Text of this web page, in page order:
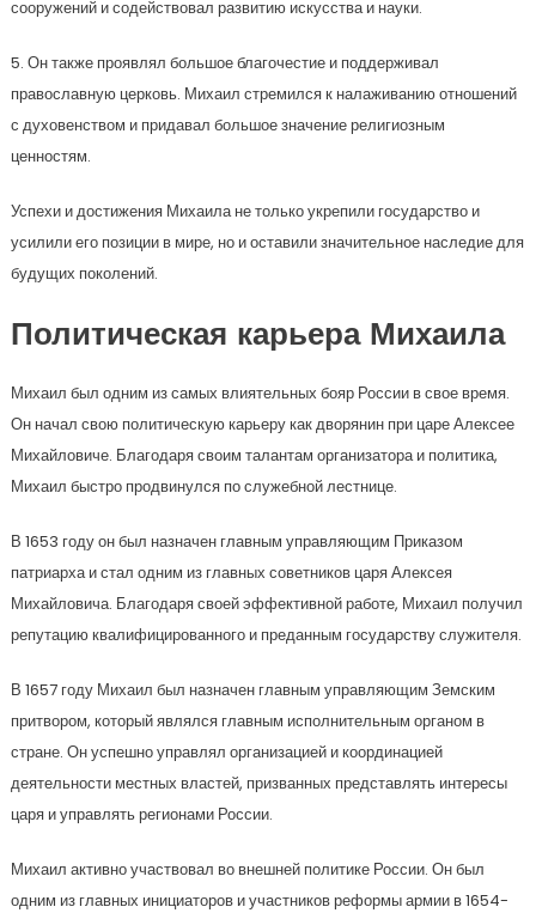
сооружений и содействовал развитию искусства и науки.
5. Он также проявлял большое благочестие и поддерживал
православную церковь. Михаил стремился к налаживанию отношений
с духовенством и придавал большое значение религиозным
ценностям.
Успехи и достижения Михаила не только укрепили государство и
усилили его позиции в мире, но и оставили значительное наследие для
будущих поколений.
Политическая карьера Михаила
Михаил был одним из самых влиятельных бояр России в свое время.
Он начал свою политическую карьеру как дворянин при царе Алексее
Михайловиче. Благодаря своим талантам организатора и политика,
Михаил быстро продвинулся по служебной лестнице.
В 1653 году он был назначен главным управляющим Приказом
патриарха и стал одним из главных советников царя Алексея
Михайловича. Благодаря своей эффективной работе, Михаил получил
репутацию квалифицированного и преданным государству служителя.
В 1657 году Михаил был назначен главным управляющим Земским
притвором, который являлся главным исполнительным органом в
стране. Он успешно управлял организацией и координацией
деятельности местных властей, призванных представлять интересы
царя и управлять регионами России.
Михаил активно участвовал во внешней политике России. Он был
одним из главных инициаторов и участников реформы армии в 1654-